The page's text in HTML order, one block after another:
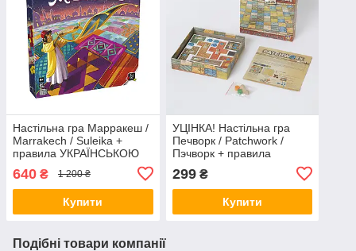
Настільна гра Марракеш /
Marrakech / Suleika +
правила УКРАЇНСЬКОЮ
640 ₴ 1 200 ₴
Купити
УЦІНКА! Настільна гра
Печворк / Patchwork /
Пэчворк + правила
299₴
Купити
Подібні товари компанії